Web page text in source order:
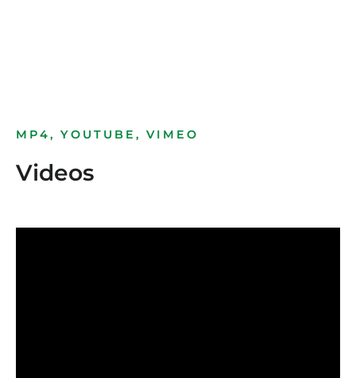
MP4, YOUTUBE, VIMEO
Videos